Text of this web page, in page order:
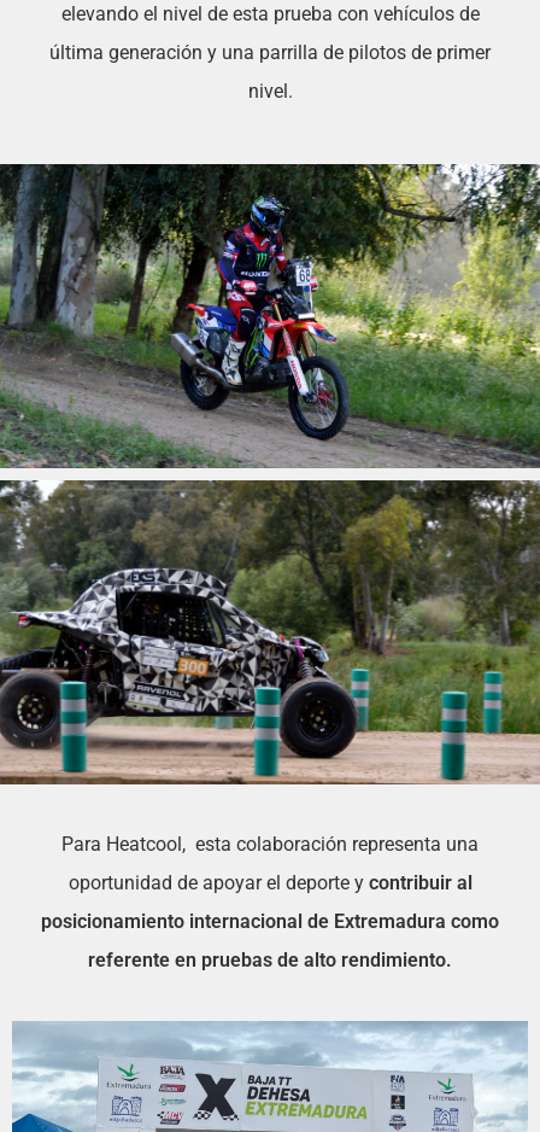
elevando el nivel de esta prueba con vehículos de
última generación y una parrilla de pilotos de primer
nivel.
Para Heatcool, esta colaboración representa una
oportunidad de apoyar el deporte ycontribuir al
posicionamiento internacional de Extremadura como
referente en pruebas de alto rendimiento.